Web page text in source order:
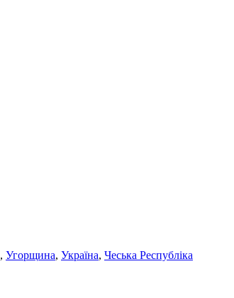
, Угорщина, Україна, Чеська Республіка